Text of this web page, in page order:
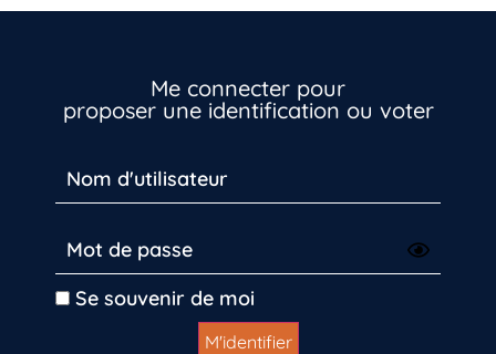
Me connecter pour
proposer une identification ou voter
Se souvenir de moi